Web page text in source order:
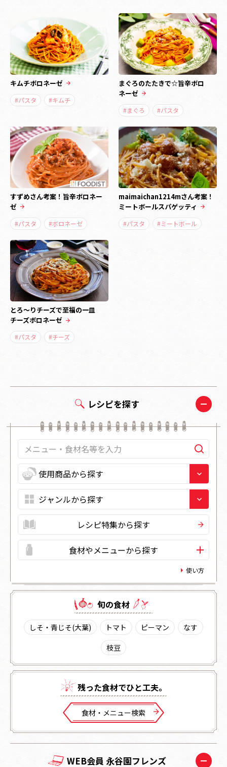
キムチボロネーゼ
#パスタ #キムチ
まぐろのたたきで☆旨辛ボロ
ネーゼ
#まぐろ #パスタ
すずめさん考案！旨辛ボロネー
ゼ
#パスタ #ボロネーゼ
maimaichan1214mさん考案！
ミートボールスパゲッティ
#パスタ #ミートボール
とろ～りチーズで至福の一皿
チーズボロネーゼ
#パスタ #チーズ
レシピを探す
レシピ特集から探す
食材やメニューから探す
使い方
旬の⾷材
しそ・青じそ(大葉) トマト ピーマン
なす
枝豆
残った⾷材でひと⼯夫。
⾷材・メニュー検索
WEB会員 永谷園フレンズ